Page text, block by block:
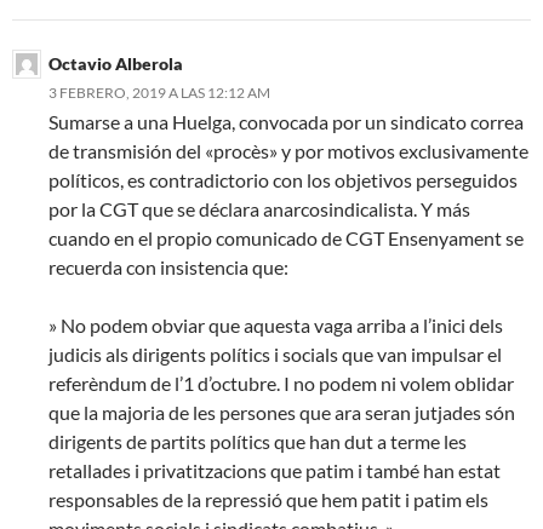
Octavio Alberola
3 FEBRERO, 2019 A LAS 12:12 AM
Sumarse a una Huelga, convocada por un sindicato correa
de transmisión del «procès» y por motivos exclusivamente
políticos, es contradictorio con los objetivos perseguidos
por la CGT que se déclara anarcosindicalista. Y más
cuando en el propio comunicado de CGT Ensenyament se
recuerda con insistencia que:
» No podem obviar que aquesta vaga arriba a l’inici dels
judicis als dirigents polítics i socials que van impulsar el
referèndum de l’1 d’octubre. I no podem ni volem oblidar
que la majoria de les persones que ara seran jutjades són
dirigents de partits polítics que han dut a terme les
retallades i privatitzacions que patim i també han estat
responsables de la repressió que hem patit i patim els